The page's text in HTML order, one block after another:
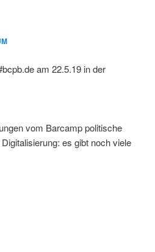
am 22.5.19 in der
vom Barcamp politische
es gibt noch viele